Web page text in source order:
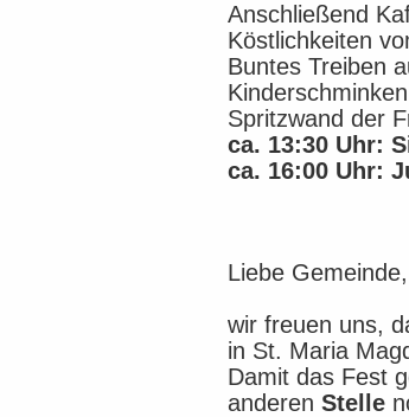
Anschließend
Köstlichkeiten
Buntes Treiben
Kinderschminken
Spritzwand der
ca. 13:30 Uhr:
ca. 16:00 Uhr:
Liebe Gemeinde,
wir freuen uns,
in St. Maria
Damit das Fest
anderen Stelle